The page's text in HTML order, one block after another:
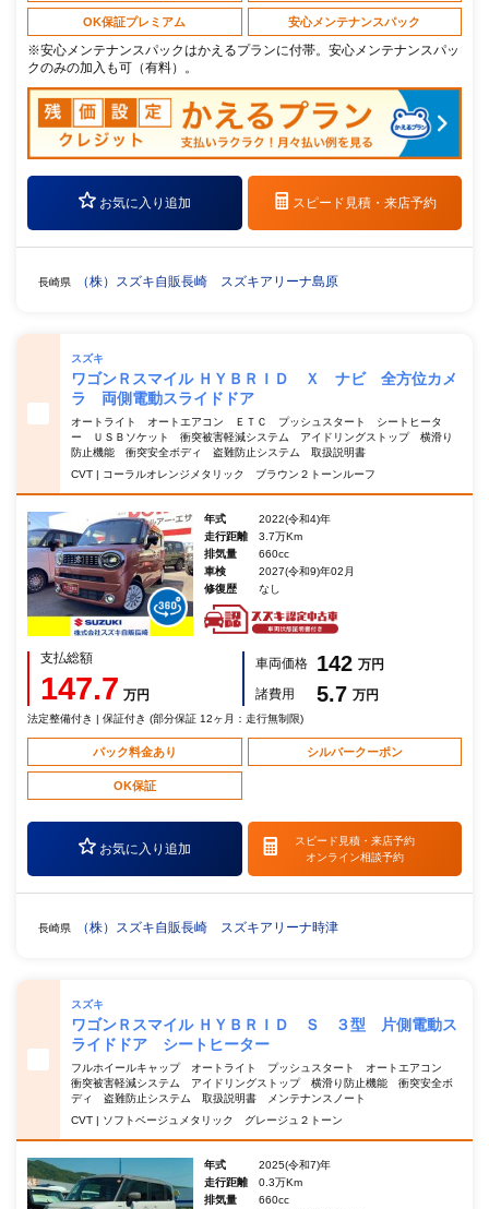
OK保証プレミアム 安心メンテナンスパック
※安心メンテナンスパックはかえるプランに付帯。安心メンテナンスパッ
クのみの加入も可（有料）。
お気に入り追加 スピード見積・ 来店予約
長崎県 （株）スズキ自販長崎 スズキアリーナ島原
スズキ
ワゴンＲスマイル ＨＹＢＲＩＤ Ｘ ナビ 全方位カメ
ラ 両側電動スライドドア
オートライト オートエアコン ＥＴＣ プッシュスタート シートヒータ
ー ＵＳＢソケット 衝突被害軽減システム アイドリングストップ 横滑り
防止機能 衝突安全ボディ 盗難防止システム 取扱説明書
CVT | コーラルオレンジメタリック ブラウン２トーンルーフ
年式
2022(令和4)年
走行距離
3.7万Km
排気量
660cc
車検
2027(令和9)年02月
修復歴
なし
支払総額
147.7 万円
車両価格 142 万円
諸費用
5.7 万円
法定整備付き | 保証付き (部分保証 12ヶ月：走行無制限)
パック料金あり シルバークーポン
OK保証
お気に入り追加
スピード見積・ 来店予約
オンライン相談予約
長崎県 （株）スズキ自販長崎 スズキアリーナ時津
スズキ
ワゴンＲスマイル ＨＹＢＲＩＤ Ｓ ３型 片側電動ス
ライドドア シートヒーター
フルホイールキャップ オートライト プッシュスタート オートエアコン
衝突被害軽減システム アイドリングストップ 横滑り防止機能 衝突安全ボ
ディ 盗難防止システム 取扱説明書 メンテナンスノート
CVT | ソフトベージュメタリック グレージュ２トーン
年式
2025(令和7)年
走行距離
0.3万Km
排気量
660cc